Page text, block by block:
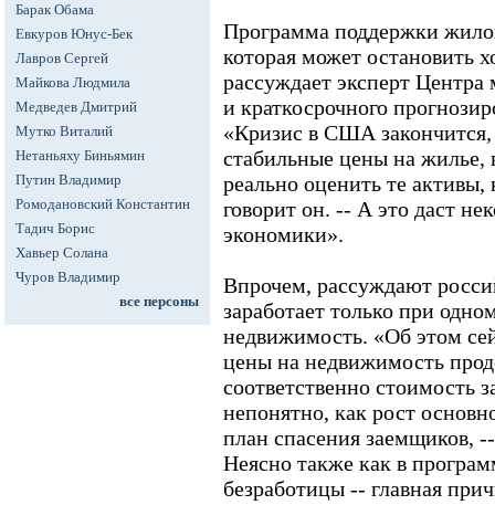
Барак Обама
Евкуров Юнус-Бек
Лавров Сергей
Майкова Людмила
Медведев Дмитрий
Мутко Виталий
Нетаньяху Биньямин
Путин Владимир
Ромодановский Константин
Тадич Борис
Хавьер Солана
Чуров Владимир
все персоны
Программа поддержки
которая может остановить
рассуждает эксперт
и краткосрочного
«Кризис в США закончится,
стабильные цены на жилье,
реально оценить те
говорит он. -- А это даст
экономики».
Впрочем, рассуждают
заработает только при
недвижимость. «Об этом
цены на недвижимость
соответственно стоимость
непонятно, как рост
план спасения заемщиков,
Неясно также как в
безработицы -- главная